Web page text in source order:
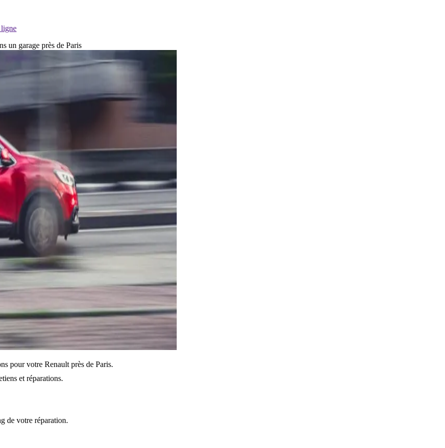
ligne
un garage près de Paris
pour votre Renault près de Paris.
et réparations.
de votre réparation.